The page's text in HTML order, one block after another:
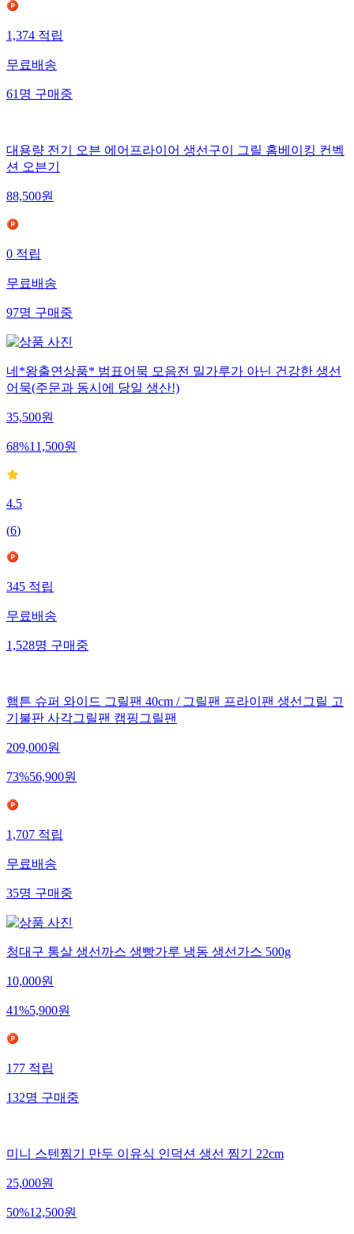
1,374 적립
무료배송
61 명 구매중
대용량 전기 오븐 에어프라이어 생선구이 그릴 홈베이킹 컨벡
션 오븐기
88,500원
0적립
무료배송
97명구매중
네*왕출연상품* 범표어묵 모음전 밀가루가 아닌 건강한 생선
어묵(주문과 동시에 당일 생산!)
35,500원
68%11,500원
4.5
(6)
345적립
무료배송
1,528명구매중
햄튼 슈퍼 와이드 그릴팬 40cm / 그릴팬 프라이팬 생선그릴 고
기불판 사각그릴팬 캠핑그릴팬
209,000원
73%56,900원
1,707적립
무료배송
35명구매중
청대구 통살 생선까스 생빵가루 냉동 생선가스 500g
10,000원
41%5,900원
177적립
132명구매중
미니 스텐찜기 만두 이유식 인덕션 생선 찜기 22cm
25,000원
50%12,500원